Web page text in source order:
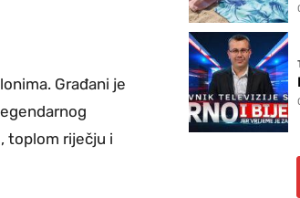
Građani je
toplom riječju i